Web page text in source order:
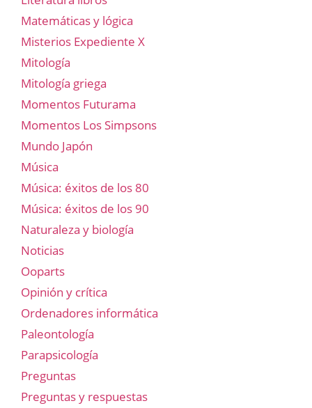
Matemáticas y lógica
Misterios Expediente X
Mitología
Mitología griega
Momentos Futurama
Momentos Los Simpsons
Mundo Japón
Música
Música: éxitos de los 80
Música: éxitos de los 90
Naturaleza y biología
Noticias
Ooparts
Opinión y crítica
Ordenadores informática
Paleontología
Parapsicología
Preguntas
Preguntas y respuestas